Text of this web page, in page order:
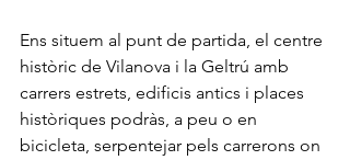
Ens situem al punt de partida, el centre
històric de Vilanova i la Geltrú amb
carrers estrets, edificis antics i places
històriques podràs, a peu o en
bicicleta, serpentejar pels carrerons on